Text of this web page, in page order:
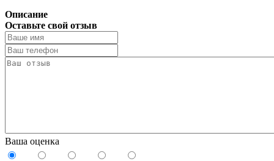
Описание
Оставьте свой отзыв
Ваша оценка